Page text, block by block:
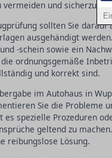
und
sollten Sie
ausgehändigt
-schein sowie ein
ordnungsgemäße
und korrekt sind.
im Autohaus in
Sie die Probleme
es spezielle Prozeduren
geltend zu
reibungslose Lösung.